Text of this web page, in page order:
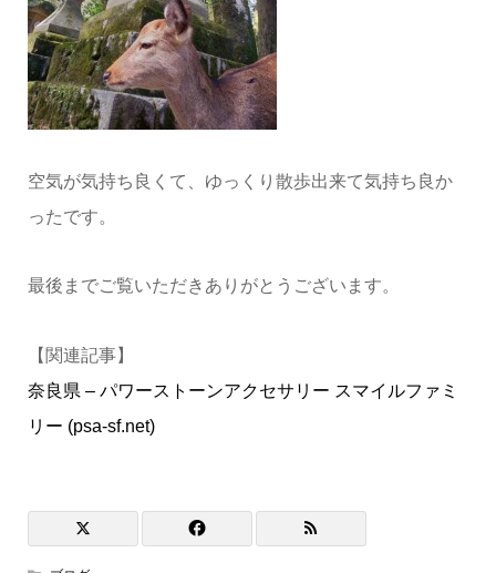
空気が気持ち良くて、ゆっくり散歩出来て気持ち良か
ったです。
最後までご覧いただきありがとうございます。
【関連記事】
奈良県 – パワーストーンアクセサリー スマイルファミ
リー (psa-sf.net)